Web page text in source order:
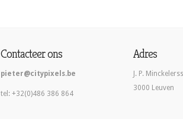
Contacteer ons
pieter@citypixels.be
tel: +32(0)486 386 864
Adres
J. P.
3000 Leuven